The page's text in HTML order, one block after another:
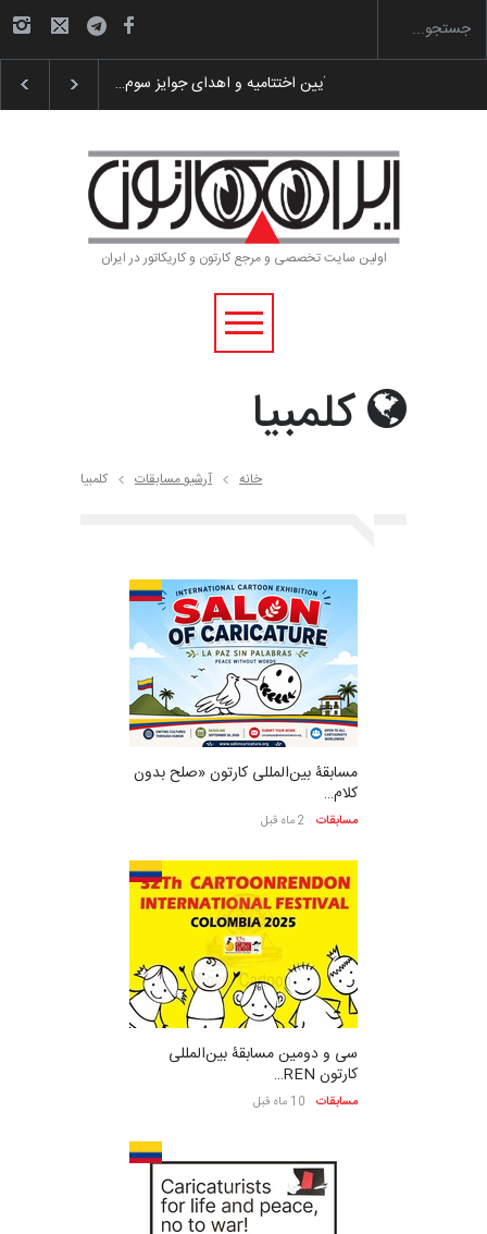
گزارش به یاد اردوغان باشول (۱۹۳۶–۲۰۲۶)
اولین سایت تخصصی و مرجع کارتون و کاریکاتور در ایران
کلمبیا
خانه آرشیو مسابقات کلمبیا
مسابقۀ بین‌المللی کارتون «صلح بدون
کلام…
مسابقات 2 ماه قبل
سی و دومین مسابقۀ بین‌المللی
کارتون REN…
مسابقات 10 ماه قبل